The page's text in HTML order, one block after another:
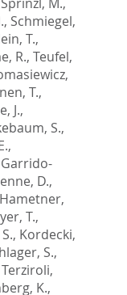
, Schmiegel,
T.,
R., Teufel,
T.,
J.,
S.,
,
Garrido-
D.,
Hametner,
T.,
, Kordecki,
S.,
,
K.,